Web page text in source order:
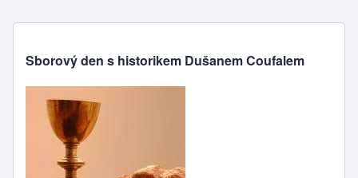
Sborový den s historikem Dušanem Coufalem